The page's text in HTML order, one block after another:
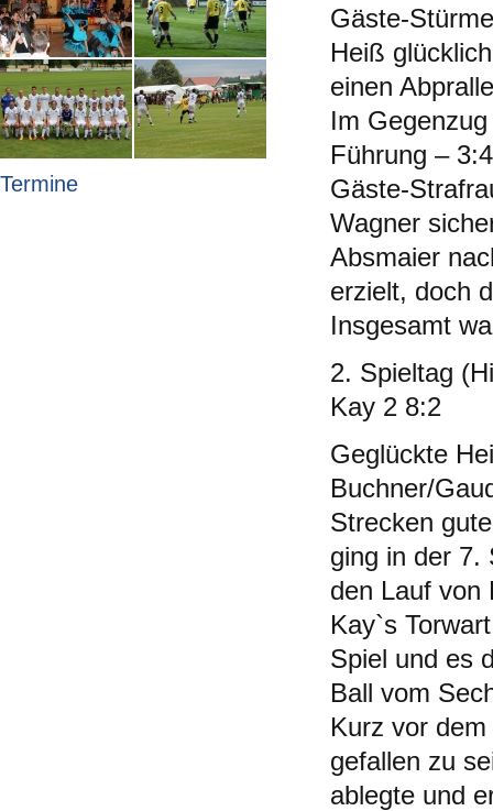
Termine
Gäste-
Heiß
einen
Im
Führung –
Gäste-
Wagner
Absmaier
erzielt, doch
Insgesamt
2. Spieltag
Kay 2 8:2
Geglückte
Buchner/
Strecken
ging in der 7.
den Lauf von
Kay`s
Spiel und es
Ball vom
Kurz vor
gefallen zu
ablegte und